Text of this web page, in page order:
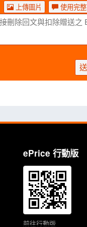
使用完
上傳圖片
ePrice 行動版
前往行動版